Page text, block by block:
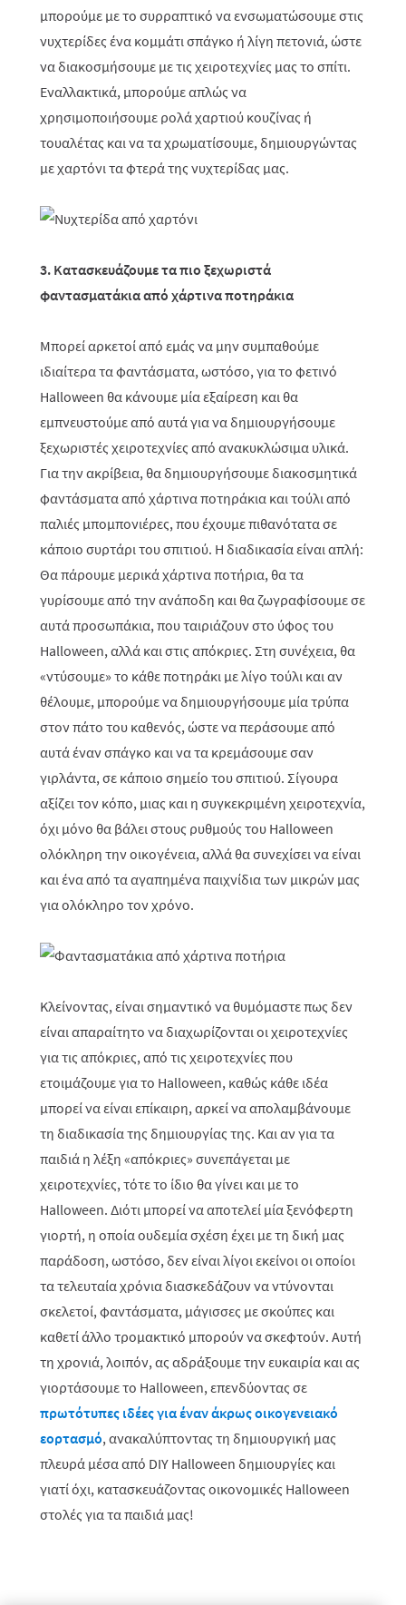
μπορούμε με το συρραπτικό να ενσωματώσουμε στις
νυχτερίδες ένα κομμάτι σπάγκο ή λίγη πετονιά, ώστε
να διακοσμήσουμε με τις χειροτεχνίες μας το σπίτι.
Εναλλακτικά, μπορούμε απλώς να
χρησιμοποιήσουμε ρολά χαρτιού κουζίνας ή
τουαλέτας και να τα χρωματίσουμε, δημιουργώντας
με χαρτόνι τα φτερά της νυχτερίδας μας.
3. Κατασκευάζουμε τα πιο ξεχωριστά
φαντασματάκια από χάρτινα ποτηράκια
Μπορεί αρκετοί από εμάς να μην συμπαθούμε
ιδιαίτερα τα φαντάσματα, ωστόσο, για το φετινό
Halloween θα κάνουμε μία εξαίρεση και θα
εμπνευστούμε από αυτά για να δημιουργήσουμε
ξεχωριστές χειροτεχνίες από ανακυκλώσιμα υλικά.
Για την ακρίβεια, θα δημιουργήσουμε διακοσμητικά
φαντάσματα από χάρτινα ποτηράκια και τούλι από
παλιές μπομπονιέρες, που έχουμε πιθανότατα σε
κάποιο συρτάρι του σπιτιού. Η διαδικασία είναι απλή:
Θα πάρουμε μερικά χάρτινα ποτήρια, θα τα
γυρίσουμε από την ανάποδη και θα ζωγραφίσουμε σε
αυτά προσωπάκια, που ταιριάζουν στο ύφος του
Halloween, αλλά και στις απόκριες. Στη συνέχεια, θα
«ντύσουμε» το κάθε ποτηράκι με λίγο τούλι και αν
θέλουμε, μπορούμε να δημιουργήσουμε μία τρύπα
στον πάτο του καθενός, ώστε να περάσουμε από
αυτά έναν σπάγκο και να τα κρεμάσουμε σαν
γιρλάντα, σε κάποιο σημείο του σπιτιού. Σίγουρα
αξίζει τον κόπο, μιας και η συγκεκριμένη χειροτεχνία,
όχι μόνο θα βάλει στους ρυθμούς του Halloween
ολόκληρη την οικογένεια, αλλά θα συνεχίσει να είναι
και ένα από τα αγαπημένα παιχνίδια των μικρών μας
για ολόκληρο τον χρόνο.
Κλείνοντας, είναι σημαντικό να θυμόμαστε πως δεν
είναι απαραίτητο να διαχωρίζονται οι χειροτεχνίες
για τις απόκριες, από τις χειροτεχνίες που
ετοιμάζουμε για το Halloween, καθώς κάθε ιδέα
μπορεί να είναι επίκαιρη, αρκεί να απολαμβάνουμε
τη διαδικασία της δημιουργίας της. Και αν για τα
παιδιά η λέξη «απόκριες» συνεπάγεται με
χειροτεχνίες, τότε το ίδιο θα γίνει και με το
Halloween. Διότι μπορεί να αποτελεί μία ξενόφερτη
γιορτή, η οποία ουδεμία σχέση έχει με τη δική μας
παράδοση, ωστόσο, δεν είναι λίγοι εκείνοι οι οποίοι
τα τελευταία χρόνια διασκεδάζουν να ντύνονται
σκελετοί, φαντάσματα, μάγισσες με σκούπες και
καθετί άλλο τρομακτικό μπορούν να σκεφτούν. Αυτή
τη χρονιά, λοιπόν, ας αδράξουμε την ευκαιρία και ας
γιορτάσουμε το Halloween, επενδύοντας σε
πρωτότυπες ιδέες για έναν άκρως οικογενειακό
εορτασμό, ανακαλύπτοντας τη δημιουργική μας
πλευρά μέσα από DIY Halloween δημιουργίες και
γιατί όχι, κατασκευάζοντας οικονομικές Ηalloween
στολές για τα παιδιά μας!